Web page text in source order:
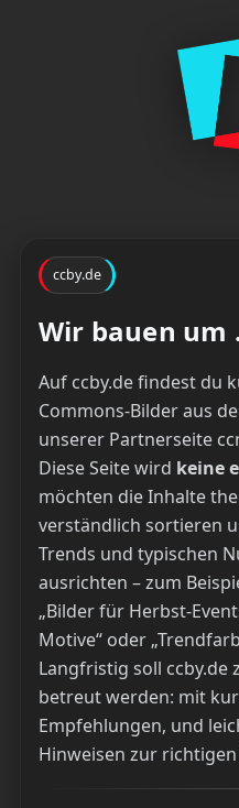
ccby.de
Wir bauen um
Auf ccby.de findest du
Commons-Bilder aus
unserer Partnerseite
Diese Seite wird keine
möchten die Inhalte
verständlich sortieren
Trends und typischen
ausrichten – zum
„Bilder für Herbst-
Motive“ oder
Langfristig soll ccby.de
betreut werden: mit
Empfehlungen, und
Hinweisen zur